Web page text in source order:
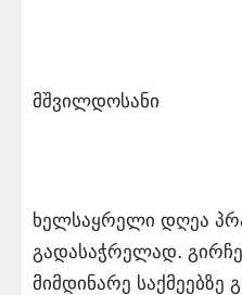
მშვილდოსანი
ხელსაყრელი დღეა
გადასაჭრელად.
მიმდინარე საქმეებზე